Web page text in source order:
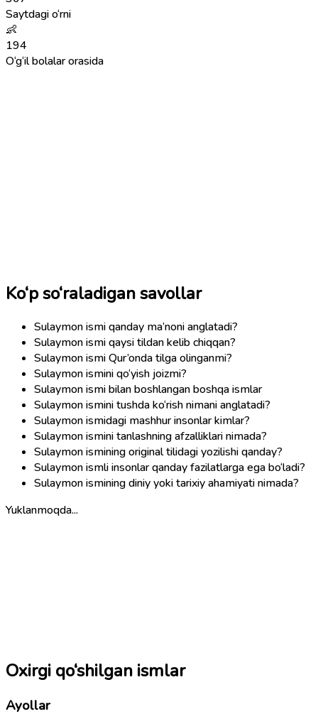
Saytdagi o‘rni
👶
194
O‘g‘il bolalar orasida
Ko‘p so‘raladigan savollar
Sulaymon ismi qanday ma’noni anglatadi?
Sulaymon ismi qaysi tildan kelib chiqqan?
Sulaymon ismi Qur’onda tilga olinganmi?
Sulaymon ismini qo‘yish joizmi?
Sulaymon ismi bilan boshlangan boshqa ismlar
Sulaymon ismini tushda ko‘rish nimani anglatadi?
Sulaymon ismidagi mashhur insonlar kimlar?
Sulaymon ismini tanlashning afzalliklari nimada?
Sulaymon ismining original tilidagi yozilishi qanday?
Sulaymon ismli insonlar qanday fazilatlarga ega bo‘ladi?
Sulaymon ismining diniy yoki tarixiy ahamiyati nimada?
Yuklanmoqda...
Oxirgi qo‘shilgan ismlar
Ayollar